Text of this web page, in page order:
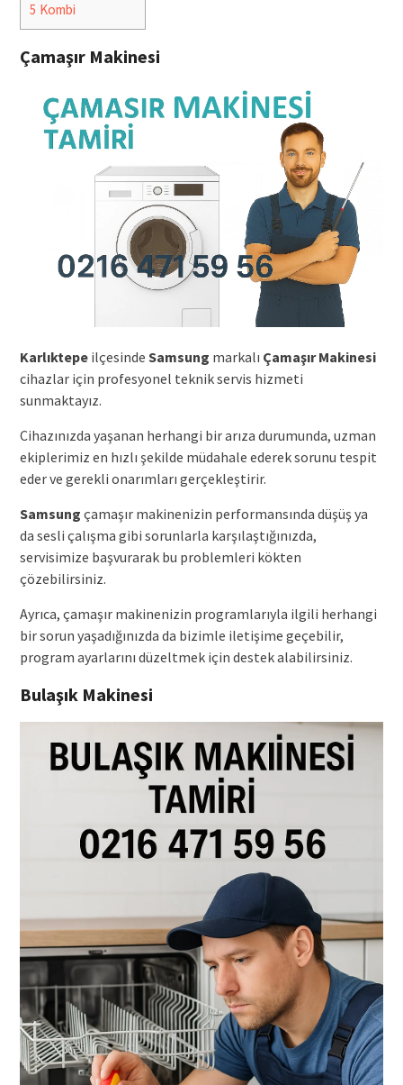
5 Kombi
Çamaşır Makinesi
Karlıktepeilçesinde Samsung markalı Çamaşır Makinesi
cihazlar için profesyonel teknik servis hizmeti
sunmaktayız.
Cihazınızda yaşanan herhangi bir arıza durumunda, uzman
ekiplerimiz en hızlı şekilde müdahale ederek sorunu tespit
eder ve gerekli onarımları gerçekleştirir.
Samsung çamaşır makinenizin performansında düşüş ya
da sesli çalışma gibi sorunlarla karşılaştığınızda,
servisimize başvurarak bu problemleri kökten
çözebilirsiniz.
Ayrıca, çamaşır makinenizin programlarıyla ilgili herhangi
bir sorun yaşadığınızda da bizimle iletişime geçebilir,
program ayarlarını düzeltmek için destek alabilirsiniz.
Bulaşık Makinesi